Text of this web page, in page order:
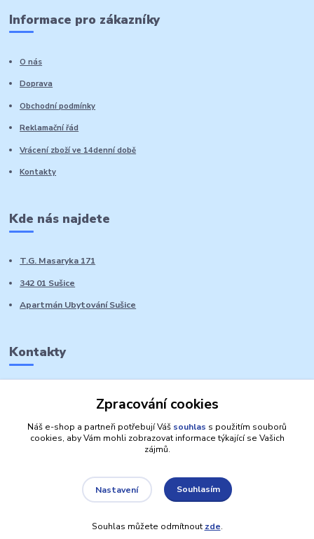
Informace pro zákazníky
O nás
Doprava
Obchodní podmínky
Reklamační řád
Vrácení zboží ve 14denní době
Kontakty
Kde nás najdete
T.G. Masaryka 171
342 01 Sušice
Apartmán Ubytování Sušice
Kontakty
Vytvořeno na
Eshop-rychle.cz
Zpracování cookies
Náš e-shop a partneři potřebují Váš souhlas s použitím souborů
cookies, aby Vám mohli zobrazovat informace týkající se Vašich
zájmů.
Nastavení Souhlasím
Souhlas můžete odmítnout zde.